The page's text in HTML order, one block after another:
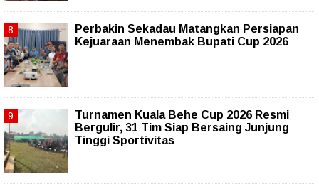
Perbakin Sekadau Matangkan Persiapan
Kejuaraan Menembak Bupati Cup 2026
Turnamen Kuala Behe Cup 2026 Resmi
Bergulir, 31 Tim Siap Bersaing Junjung
Tinggi Sportivitas